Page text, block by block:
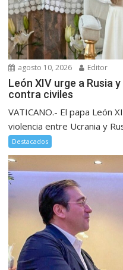
agosto 10, 2026 Editor
León XIV urge a Rusia
contra civiles
VATICANO.- El papa León
violencia entre Ucrania y
Destacados